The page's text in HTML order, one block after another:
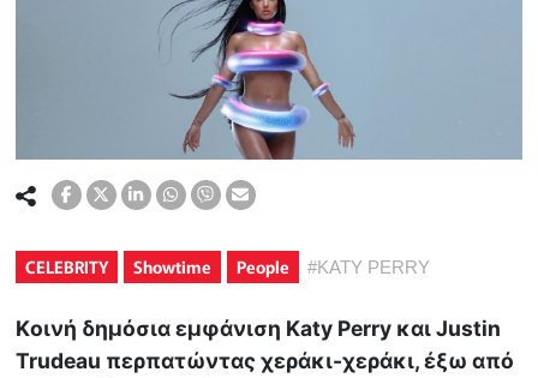
CELEBRITY Showtime People #KATY PERRY
Kοινή δημόσια εμφάνιση Katy Perry και Justin
Trudeau περπατώντας χεράκι-χεράκι, έξω από